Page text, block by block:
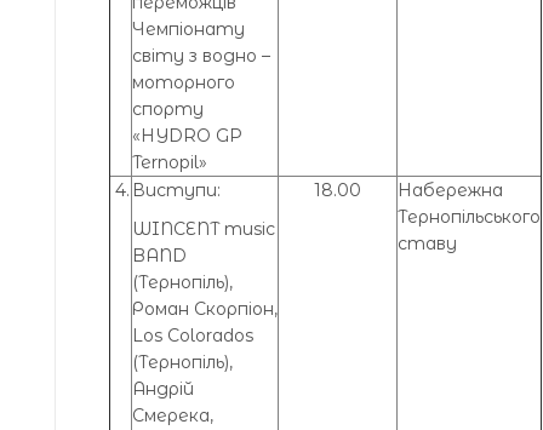
Чемпіонату
світу з водно –
моторного
спорту
«HYDRO GP
Ternopil»
4. Виступи:
WINCENT music
BAND
(Тернопіль),
Роман Скорпіон,
Los Colorados
(Тернопіль),
Андрій
Смерека,
18.00
Набережна
Тернопільського
ставу